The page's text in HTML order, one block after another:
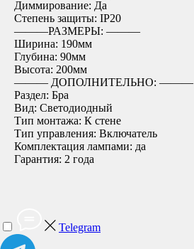
Диммирование: Да
Степень защиты: IP20
―――РАЗМЕРЫ: ―――
Ширина: 190мм
Глубина: 90мм
Высота: 200мм
――― ДОПОЛНИТЕЛЬНО: ―――
Раздел: Бра
Вид: Светодиодный
Тип монтажа: К стене
Тип управления: Включатель
Комплектация лампами: да
Гарантия: 2 года
Telegram